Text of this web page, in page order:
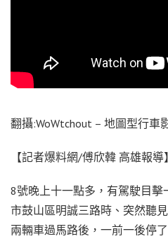
翻攝:WoWtchout – 地圖型行車
【記者爆料網/傅欣韓 高雄報導】
8號晚上十一點多，有駕駛目
市鼓山區明誠三路時、突然聽
兩輛車過馬路後，一前一後停